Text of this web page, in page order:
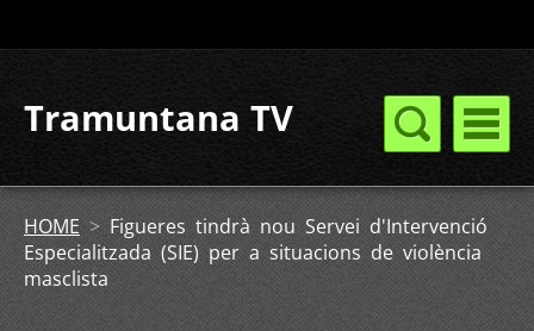
Tramuntana TV
HOME > Figueres tindrà nou Servei d'Intervenció
Especialitzada (SIE) per a situacions de violència
masclista